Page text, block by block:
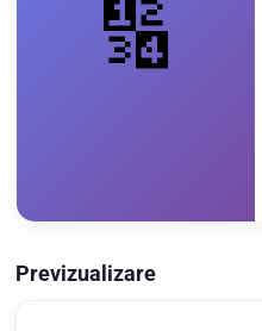
🔢
Previzualizare